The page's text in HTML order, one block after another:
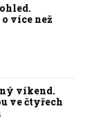
více než
víkend.
ve čtyřech